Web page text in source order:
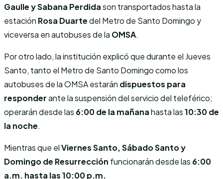
Gaulle y Sabana Perdidason transportados hasta la
estación Rosa Duartedel Metro de Santo Domingo y
viceversa en autobuses de la OMSA.
Por otro lado, la institución explicó que durante el Jueves
Santo, tanto el Metro de Santo Domingo como los
autobuses de la OMSA estarán dispuestos para
responderante la suspensión del servicio del teleférico;
operarán desde las 6:00 de la mañanahasta las10:30 de
la noche.
Mientras que elViernes Santo, Sábado Santo y
Domingo de Resurrección funcionarán desde las 6:00
a.m. hasta las 10:00 p.m.